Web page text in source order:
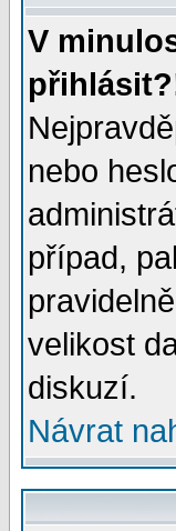
V
nebo
případ,
velikost
diskuzí.
Návrat